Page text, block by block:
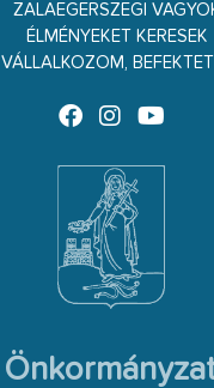
ZALAEGERSZEGI
ÉLMÉNYEKET KERESEK
VÁLLALKOZOM,